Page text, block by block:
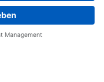
Cookie Choices